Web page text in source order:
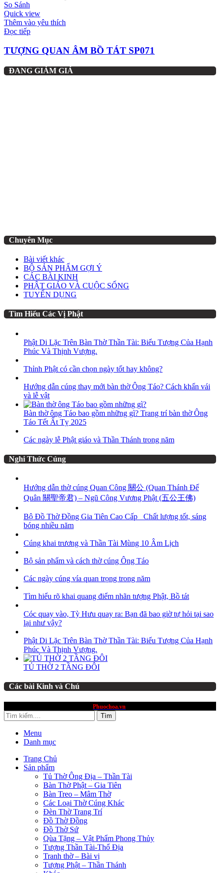
So Sánh
Quick view
Thêm vào yêu thích
Đọc tiếp
TƯỢNG QUAN ÂM BỒ TÁT SP071
ĐANG GIẢM GIÁ
Chuyên Mục
Bài viết khác
BỘ SẢN PHẨM GỢI Ý
CÁC BÀI KINH
PHẬT GIÁO VÀ CUỘC SỐNG
TUYỂN DỤNG
Tìm Hiểu Các Vị Phật
Phật Di Lặc Trên Bàn Thờ Thần Tài: Biểu Tượng Của Hạnh
Phúc Và Thịnh Vượng.
Thỉnh Phật có cần chọn ngày tốt hay không?
Hướng dẫn cúng thay mới bàn thờ Ông Táo? Cách khấn vái
và lễ vật
Bàn thờ ông Táo bao gồm những gì? Trang trí bàn thờ Ông
Táo Tết Ất Tỵ 2025
Các ngày lễ Phật giáo và Thần Thánh trong năm
Nghi Thức Cúng
Hướng dẫn thờ cúng Quan Công 關公 (Quan Thánh Đế
Quân 關聖帝君) – Ngũ Công Vương Phật (五公王佛)
Bộ Đồ Thờ Đồng Gia Tiên Cao Cấp_ Chất lượng tốt, sáng
bóng nhiều năm
Cúng khai trương và Thần Tài Mùng 10 Âm Lịch
Bộ sản phẩm và cách thờ cúng Ông Táo
Các ngày cúng vía quan trọng trong năm
Tìm hiểu rõ khai quang điểm nhãn tượng Phật, Bồ tát
Cóc quay vào, Tỳ Hưu quay ra: Bạn đã bao giờ tự hỏi tại sao
lại như vậy?
Phật Di Lặc Trên Bàn Thờ Thần Tài: Biểu Tượng Của Hạnh
Phúc Và Thịnh Vượng.
TỦ THỜ 2 TẦNG ĐÔI
Các bài Kinh và Chú
Phuochoa.vn
Tìm
Menu
Danh mục
Trang Chủ
Sản phẩm
Tủ Thờ Ông Địa – Thần Tài
Bàn Thờ Phật – Gia Tiên
Bàn Treo – Mâm Thờ
Các Loại Thờ Cúng Khác
Đèn Thờ Trang Trí
Đồ Thờ Đồng
Đồ Thờ Sứ
Qùa Tặng – Vật Phẩm Phong Thủy
Tượng Thần Tài-Thổ Địa
Tranh thờ – Bài vị
Tượng Phật – Thần Thánh